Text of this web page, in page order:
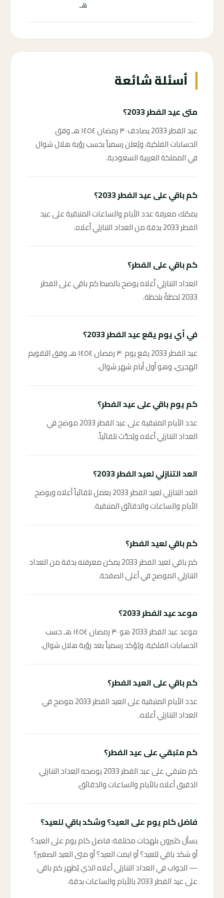
هـ
أسئلة شائعة
متى عيد الفطر 2033؟
عيد الفطر 2033 يصادف ٣٠ رمضان ١٤٥٤ هـ وفق
الحسابات الفلكية، ويُعلن رسمياً بحسب رؤية هلال شوال
في المملكة العربية السعودية.
كم باقي على عيد الفطر 2033؟
يمكنك معرفة عدد الأيام والساعات المتبقية على عيد
الفطر 2033 بدقة من العداد التنازلي أعلاه.
كم باقي على الفطر؟
العداد التنازلي أعلاه يوضح بالضبط كم باقي على الفطر
2033 لحظةً بلحظة.
في أي يوم يقع عيد الفطر 2033؟
عيد الفطر 2033 يقع يوم ٣٠ رمضان ١٤٥٤ هـ وفق التقويم
الهجري، وهو أول أيام شهر شوال.
كم يوم باقي على عيد الفطر؟
عدد الأيام المتبقية على عيد الفطر 2033 موضح في
العداد التنازلي أعلاه ويُحدَّث تلقائياً.
العد التنازلي لعيد الفطر 2033؟
العد التنازلي لعيد الفطر 2033 يعمل تلقائياً أعلاه ويوضح
الأيام والساعات والدقائق المتبقية.
كم باقي لعيد الفطر؟
كم باقي لعيد الفطر 2033 يمكن معرفته بدقة من العداد
التنازلي الموضح في أعلى الصفحة.
موعد عيد الفطر 2033؟
موعد عيد الفطر 2033 هو ٣٠ رمضان ١٤٥٤ هـ حسب
الحسابات الفلكية، ويُؤكد رسمياً بعد رؤية هلال شوال.
كم باقي على العيد الفطر؟
عدد الأيام المتبقية على العيد الفطر 2033 موضح في
العداد التنازلي أعلاه.
كم متبقي على عيد الفطر؟
كم متبقي على عيد الفطر 2033 يوضحه العداد التنازلي
الدقيق أعلاه بالأيام والساعات والدقائق.
فاضل كام يوم على العيد؟ وشكد باقي للعيد؟
يسأل كثيرون بلهجات مختلفة: فاضل كام يوم على العيد؟
أو شكد باقي للعيد؟ أو ايمت العيد؟ أو متى العيد الصغير؟
— الجواب في العداد التنازلي أعلاه الذي يُظهر كم باقي
على عيد الفطر 2033 بالأيام والساعات بدقة.